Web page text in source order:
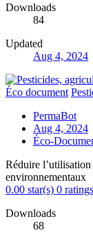
Downloads
84
Updated
Aug 4, 2024
Éco document
PermaBot
Aug 4, 2024
Éco-
Réduire
environnementaux
0.00 star(s) 0 ratings
Downloads
68